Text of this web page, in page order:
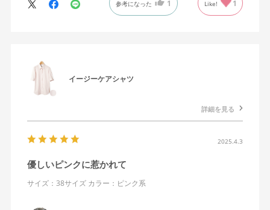
参考になった 1 Like! 1
イージーケアシャツ
詳細を見る
2025.4.3
優しいピンクに惹かれて
サイズ：38サイズ カラー：ピンク系